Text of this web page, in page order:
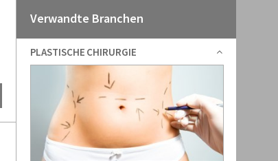
Verwandte Branchen
PLASTISCHE CHIRURGIE